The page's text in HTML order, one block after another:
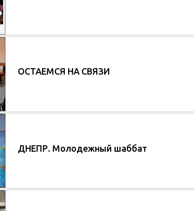
ОСТАЕМСЯ НА СВЯЗИ
ДНЕПР. Молодежный шаббат